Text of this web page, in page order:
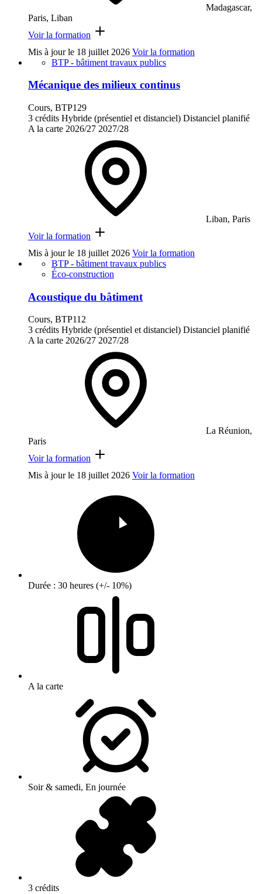
Madagascar,
Paris, Liban
Voir la formation
Mis à jour le 18 juillet 2026 Voir la formation
BTP - bâtiment travaux publics
Mécanique des milieux continus
Cours, BTP129
3 crédits Hybride (présentiel et distanciel) Distanciel planifié
A la carte 2026/27 2027/28
Liban, Paris
Voir la formation
Mis à jour le 18 juillet 2026 Voir la formation
BTP - bâtiment travaux publics
Éco-construction
Acoustique du bâtiment
Cours, BTP112
3 crédits Hybride (présentiel et distanciel) Distanciel planifié
A la carte 2026/27 2027/28
La Réunion,
Paris
Voir la formation
Mis à jour le 18 juillet 2026 Voir la formation
Durée : 30 heures (+/- 10%)
A la carte
Soir & samedi, En journée
3 crédits